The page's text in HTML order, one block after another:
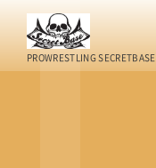
PROWRESTLING SECRETBASE